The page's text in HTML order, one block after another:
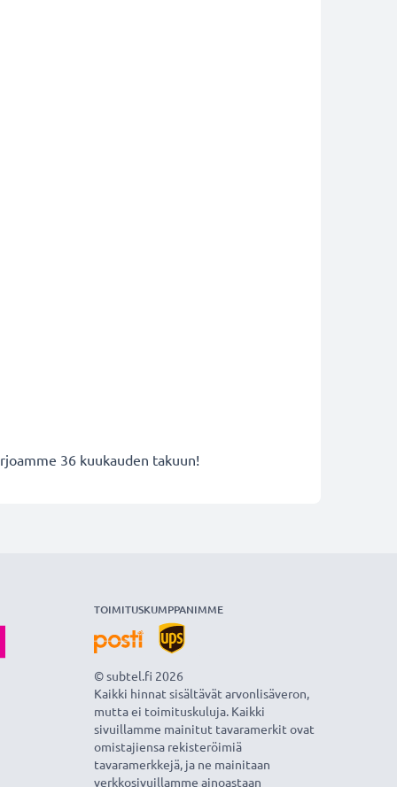
36 kuukauden takuun!
TOIMITUSKUMPPANIMME
© subtel.fi 2026
Kaikki hinnat sisältävät arvonlisäveron,
mutta ei toimituskuluja. Kaikki
sivuillamme mainitut tavaramerkit ovat
omistajiensa rekisteröimiä
tavaramerkkejä, ja ne mainitaan
verkkosivuillamme ainoastaan